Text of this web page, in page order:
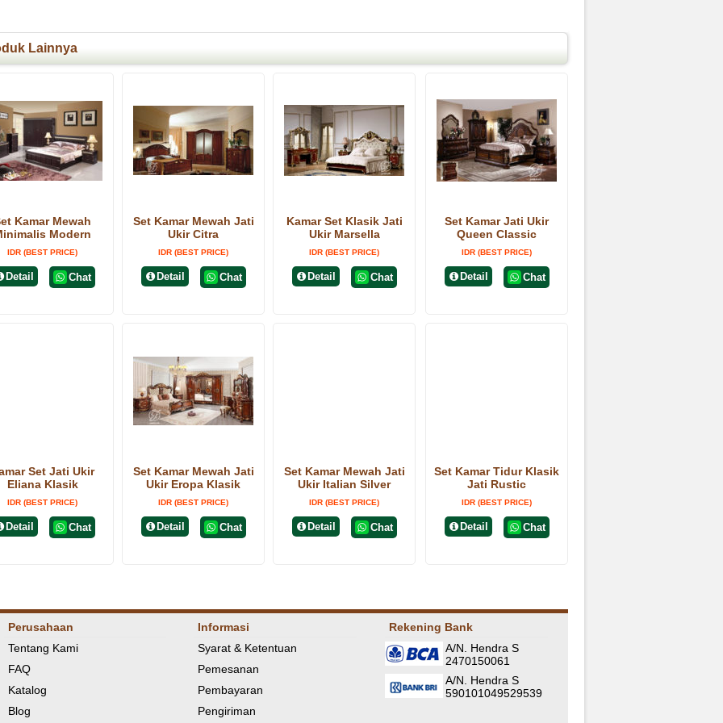
Lainnya
Kamar Mewah
Modern
IDR (BEST PRICE)
Detail Chat
Set Kamar Mewah Jati
Ukir Citra
IDR (BEST PRICE)
Detail Chat
Kamar Set Klasik Jati
Ukir Marsella
IDR (BEST PRICE)
Detail Chat
Set Kamar Jati Ukir
Queen Classic
IDR (BEST PRICE)
Detail Chat
Set Jati Ukir
Eliana Klasik
IDR (BEST PRICE)
Detail Chat
Set Kamar Mewah Jati
Ukir Eropa Klasik
IDR (BEST PRICE)
Detail Chat
Set Kamar Mewah Jati
Ukir Italian Silver
IDR (BEST PRICE)
Detail Chat
Set Kamar Tidur Klasik
Jati Rustic
IDR (BEST PRICE)
Detail Chat
Perusahaan
Tentang Kami
FAQ
Katalog
Blog
Informasi
Syarat & Ketentuan
Pemesanan
Pembayaran
Pengiriman
Rekening Bank
A/N. Hendra S
2470150061
A/N. Hendra S
590101049529539